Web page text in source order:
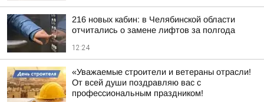
216 новых кабин: в Челябинской области
отчитались о замене лифтов за полгода
12:24
«Уважаемые строители и ветераны отрасли!
От всей души поздравляю вас с
профессиональным праздником!